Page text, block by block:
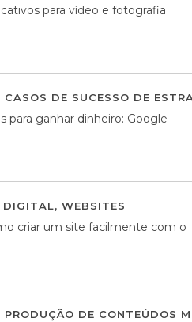
para vídeo e fotografia
CASOS DE SUCESSO DE
para ganhar dinheiro: Google
DIGITAL, WEBSITES
criar um site facilmente com o
PRODUÇÃO DE CONTEÚDOS